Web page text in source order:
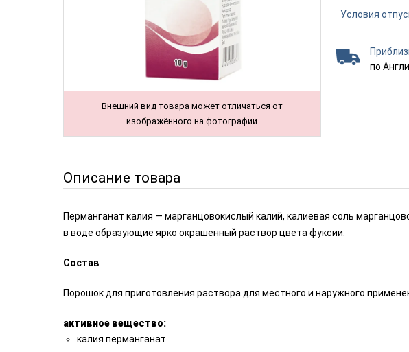
Внешний вид товара может отличаться от
изображённого на фотографии
Условия
по
Описание товара
Перманганат калия — марганцовокислый калий, калиевая соль
в воде образующие ярко окрашенный раствор цвета фуксии.
Состав
Порошок для приготовления раствора для местного и наружного
активное вещество:
калия перманганат